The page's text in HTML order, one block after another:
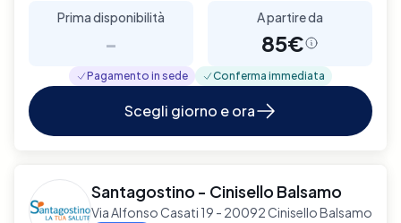
Prima disponibilità
-
A partire da
85€
Pagamento in sede Conferma immediata
Scegli giorno e ora
Santagostino - Cinisello Balsamo
Via Alfonso Casati 19 - 20092 Cinisello Balsamo